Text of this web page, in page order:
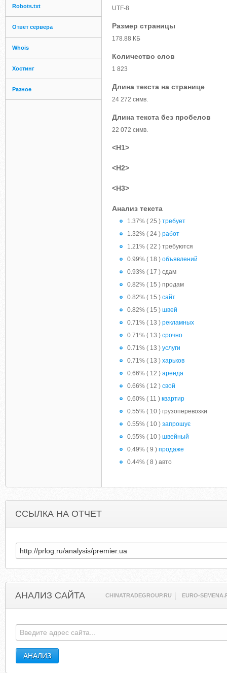
Robots.txt
Ответ сервера
Whois
Хостинг
Разное
UTF-8
Размер страницы
178.88 КБ
Количество слов
1 823
Длина текста на странице
24 272 симв.
Длина текста без пробелов
22 072 симв.
<H1>
<H2>
<H3>
Анализ текста
1.37% ( 25 ) требует
1.32% ( 24 ) работ
1.21% ( 22 ) требуются
0.99% ( 18 ) объявлений
0.93% ( 17 ) сдам
0.82% ( 15 ) продам
0.82% ( 15 ) сайт
0.82% ( 15 ) швей
0.71% ( 13 ) рекламных
0.71% ( 13 ) срочно
0.71% ( 13 ) услуги
0.71% ( 13 ) харьков
0.66% ( 12 ) аренда
0.66% ( 12 ) свой
0.60% ( 11 ) квартир
0.55% ( 10 ) грузоперевозки
0.55% ( 10 ) запрошує
0.55% ( 10 ) швейный
0.49% ( 9 ) продаже
0.44% ( 8 ) авто
ССЫЛКА НА ОТЧЕТ
АНАЛИЗ САЙТА CHINATRADEGROUP.RU EURO-